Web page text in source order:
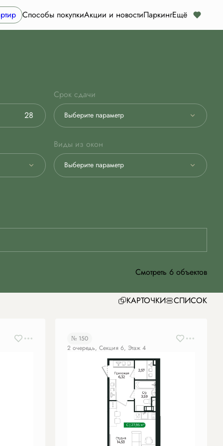
Способы покупкиАкции и новостиПаркингЕщё
Срок сдачи
Выберите параметр
Виды из окон
Выберите параметр
Смотреть 6 объектов
КАРТОЧКИ СПИСОК
№ 150
2 очередь, Секция 6, Этаж 4